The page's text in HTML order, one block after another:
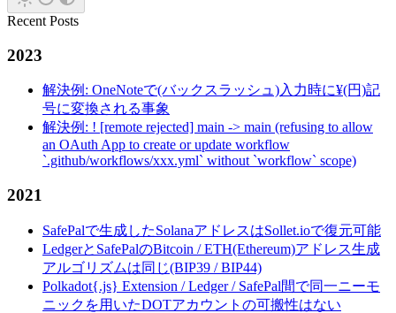
Recent Posts
2023
解決例: OneNoteで(バックスラッシュ)入力時に¥(円)記
号に変換される事象
解決例: ! [remote rejected] main -> main (refusing to allow
an OAuth App to create or update workflow
`.github/workflows/xxx.yml` without `workflow` scope)
2021
SafePalで生成したSolanaアドレスはSollet.ioで復元可能
LedgerとSafePalのBitcoin / ETH(Ethereum)アドレス生成
アルゴリズムは同じ(BIP39 / BIP44)
Polkadot{.js} Extension / Ledger / SafePal間で同一ニーモ
ニックを用いたDOTアカウントの可搬性はない